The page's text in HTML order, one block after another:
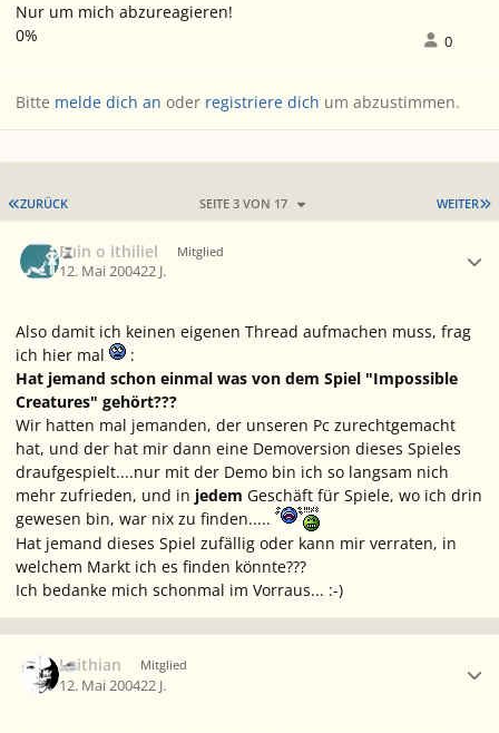
Nur um mich abzureagieren!
0%
0
Bitte melde dich an oder registriere dich um abzustimmen.
ERSTE SEITE
ZURÜCK WEITER
SEITE 3 VON 17
Fuin o ithiliel Mitglied
12. Mai 200422 J.
Also damit ich keinen eigenen Thread aufmachen muss, frag
ich hier mal
:
Hat jemand schon einmal was von dem Spiel "Impossible
Creatures" gehört???
Wir hatten mal jemanden, der unseren Pc zurechtgemacht
hat, und der hat mir dann eine Demoversion dieses Spieles
draufgespielt....nur mit der Demo bin ich so langsam nich
mehr zufrieden, und in jedem Geschäft für Spiele, wo ich drin
gewesen bin, war nix zu finden.....
Hat jemand dieses Spiel zufällig oder kann mir verraten, in
welchem Markt ich es finden könnte???
Ich bedanke mich schonmal im Vorraus... :-)
Leithian Mitglied
12. Mai 200422 J.